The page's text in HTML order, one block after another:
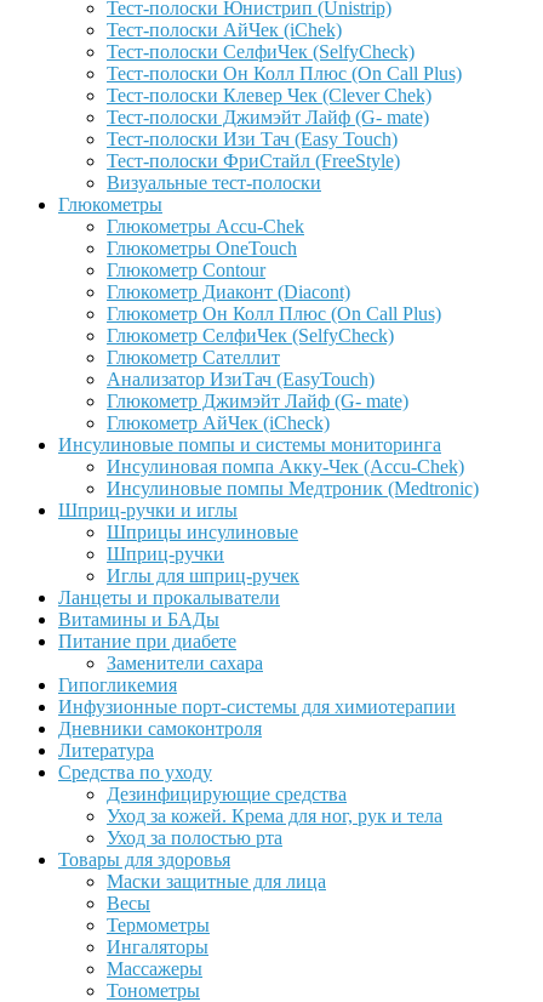
Тест-полоски Юнистрип (Unistrip)
Тест-полоски АйЧек (iChek)
Тест-полоски СелфиЧек (SelfyCheck)
Тест-полоски Он Колл Плюс (On Call Plus)
Тест-полоски Клевер Чек (Clever Chek)
Тест-полоски Джимэйт Лайф (G- mate)
Тест-полоски Изи Тач (Easy Touch)
Тест-полоски ФриCтайл (FreeStyle)
Визуальные тест-полоски
Глюкометры
Глюкометры Accu-Сhek
Глюкометры OneTouch
Глюкометр Contour
Глюкометр Диаконт (Diacont)
Глюкометр Он Колл Плюс (On Call Plus)
Глюкометр СелфиЧек (SelfyCheck)
Глюкометр Сателлит
Анализатор ИзиТач (EasyTouch)
Глюкометр Джимэйт Лайф (G- mate)
Глюкометр АйЧек (iCheck)
Инсулиновые помпы и системы мониторинга
Инсулиновая помпа Акку-Чек (Accu-Chek)
Инсулиновые помпы Медтроник (Medtronic)
Шприц-ручки и иглы
Шприцы инсулиновые
Шприц-ручки
Иглы для шприц-ручек
Ланцеты и прокалыватели
Витамины и БАДы
Питание при диабете
Заменители сахара
Гипогликемия
Инфузионные порт-системы для химиотерапии
Дневники самоконтроля
Литература
Средства по уходу
Дезинфицирующие средства
Уход за кожей. Крема для ног, рук и тела
Уход за полостью рта
Товары для здоровья
Маски защитные для лица
Весы
Термометры
Ингаляторы
Массажеры
Тонометры